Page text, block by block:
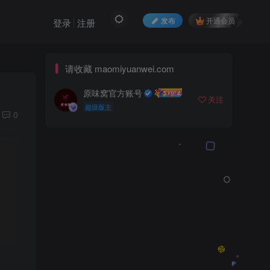
发布 开通会员
登录 注册
0
请收藏 maomiyuanwei.com
原味窝官方账号
超级版主
关注